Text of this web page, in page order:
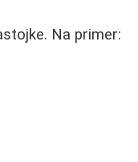
Na primer: